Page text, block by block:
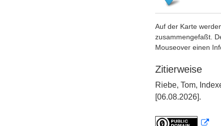
Auf der Karte
zusammengefaßt.
Mouseover einen
Zitierweise
Riebe, Tom,
[06.08.2026].